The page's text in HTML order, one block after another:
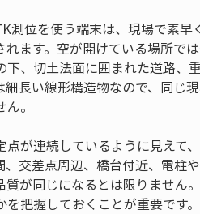
測位を使う端末は、現場で素
ます。空が開けている場所で
、切土法面に囲まれた道路、
長い線形構造物なので、同じ
。
が連続しているように見えて
、交差点周辺、橋台付近、電柱
が同じになるとは限りません
把握しておくことが重要です。